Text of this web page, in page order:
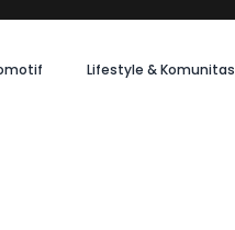
Lifestyle & Komunitas